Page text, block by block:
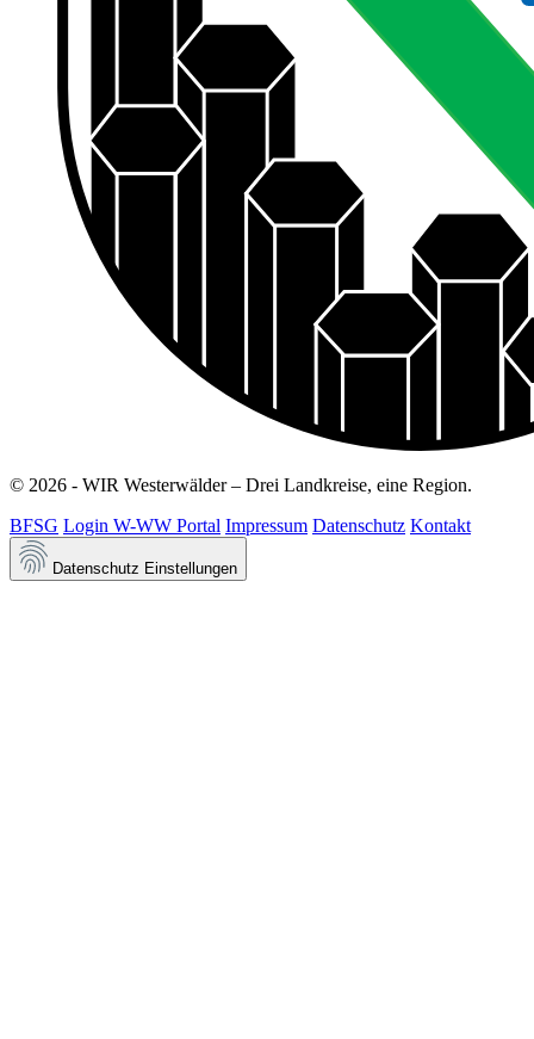
© 2026 - WIR Westerwälder – Drei Landkreise, eine Region.
BFSG Login W-WW Portal Impressum Datenschutz Kontakt
Datenschutz Einstellungen